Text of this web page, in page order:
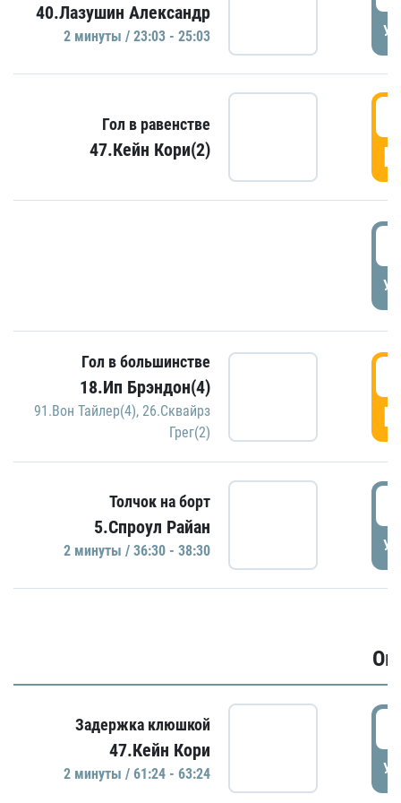
40.Лазушин Александр
2 минуты / 23:03 - 25:03
Гол в равенстве
47.Кейн Кори(2)
Гол в большинстве
18.Ип Брэндон(4)
91.Вон Тайлер(4), 26.Сквайрз
Грег(2)
Толчок на борт
5.Спроул Райан
2 минуты / 36:30 - 38:30
Задержка клюшкой
47.Кейн Кори
2 минуты / 61:24 - 63:24